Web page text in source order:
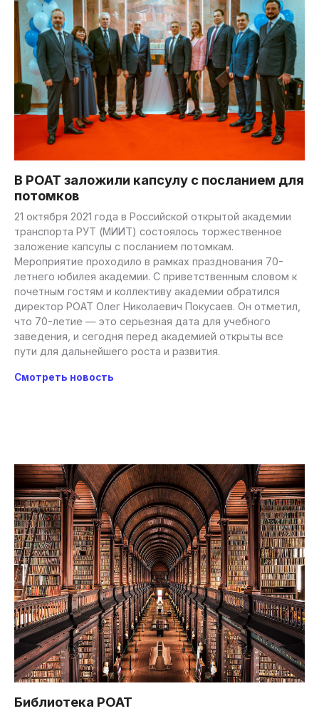
В РОАТ заложили капсулу с посланием для
потомков
21 октября 2021 года в Российской открытой академии
транспорта РУТ (МИИТ) состоялось торжественное
заложение капсулы с посланием потомкам.
Мероприятие проходило в рамках празднования 70-
летнего юбилея академии. С приветственным словом к
почетным гостям и коллективу академии обратился
директор РОАТ Олег Николаевич Покусаев. Он отметил,
что 70-летие — это серьезная дата для учебного
заведения, и сегодня перед академией открыты все
пути для дальнейшего роста и развития.
Смотреть новость
Библиотека РОАТ